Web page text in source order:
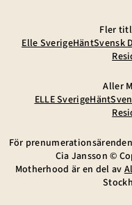
Fler
Elle SverigeHäntSvensk
Aller
ELLE SverigeHänt
För
Cia Jansson ©
Motherhood är en del av